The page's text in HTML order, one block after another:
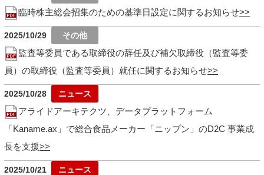
臨時株主総会招集のための基準日設定に関するお知らせ
2025/10/29
監査等委員である取締役の辞任及び補欠取締役（監査等委
員）の取締役（監査等委員）就任に関するお知らせ
2025/10/28
アライドアーキテクツ、データプラットフォーム
「Kaname.ax」で総合食品メーカー「ニップン」のD2C 事業成
長を支援
2025/10/21